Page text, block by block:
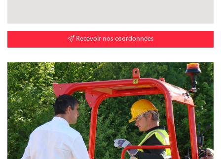
Recevoir nos coordonnées